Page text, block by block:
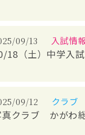
09/13 入試情
18（土）中学入
09/12 クラブ
真クラブ かがわ